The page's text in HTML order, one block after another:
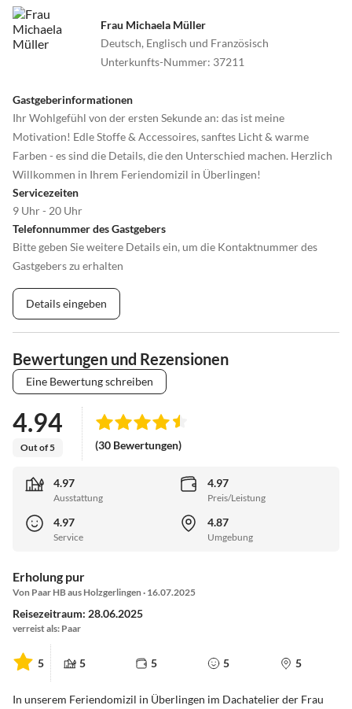
Frau Michaela Müller
Deutsch, Englisch und Französisch
Unterkunfts-Nummer: 37211
Gastgeberinformationen
Ihr Wohlgefühl von der ersten Sekunde an: das ist meine
Motivation! Edle Stoffe & Accessoires, sanftes Licht & warme
Farben - es sind die Details, die den Unterschied machen. Herzlich
Willkommen in Ihrem Feriendomizil in Überlingen!
Servicezeiten
9 Uhr - 20 Uhr
Telefonnummer des Gastgebers
Bitte geben Sie weitere Details ein, um die Kontaktnummer des
Gastgebers zu erhalten
Details eingeben
Bewertungen und Rezensionen
Eine Bewertung schreiben
4.94
Out of 5 (30 Bewertungen)
4.97
Ausstattung
4.97
Preis/Leistung
4.97
Service
4.87
Umgebung
Erholung pur
Von Paar HB aus Holzgerlingen · 16.07.2025
Reisezeitraum: 28.06.2025
verreist als: Paar
5 5 5 5 5
In unserem Feriendomizil in Überlingen im Dachatelier der Frau